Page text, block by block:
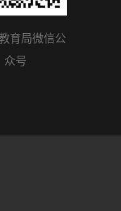
育局微信公
众号